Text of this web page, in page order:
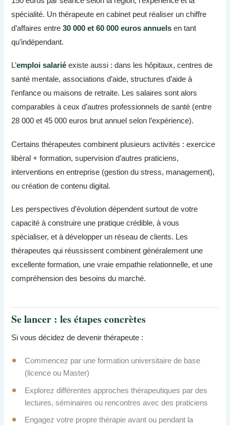
spécialité. Un thérapeute en cabinet peut réaliser un chiffre
d’affaires entre30 000 et 60 000 euros annuels en tant
qu’indépendant.
L’emploi salarié existe aussi : dans les hôpitaux, centres de
santé mentale, associations d’aide, structures d’aide à
l’enfance ou maisons de retraite. Les salaires sont alors
comparables à ceux d’autres professionnels de santé (entre
28 000 et 45 000 euros brut annuel selon l’expérience).
Certains thérapeutes combinent plusieurs activités : exercice
libéral + formation, supervision d’autres praticiens,
interventions en entreprise (gestion du stress, management),
ou création de contenu digital.
Les perspectives d’évolution dépendent surtout de votre
capacité à construire une pratique crédible, à vous
spécialiser, et à développer un réseau de clients. Les
thérapeutes qui réussissent combinent généralement une
excellente formation, une vraie empathie relationnelle, et une
compréhension des besoins du marché.
Se lancer : les étapes concrètes
Si vous décidez de devenir thérapeute :
Commencez par une formation universitaire de base
(licence ou Master)
Explorez différentes approches thérapeutiques par des
lectures, séminaires ou rencontres avec des praticiens
Engagez votre propre thérapie avant ou pendant la